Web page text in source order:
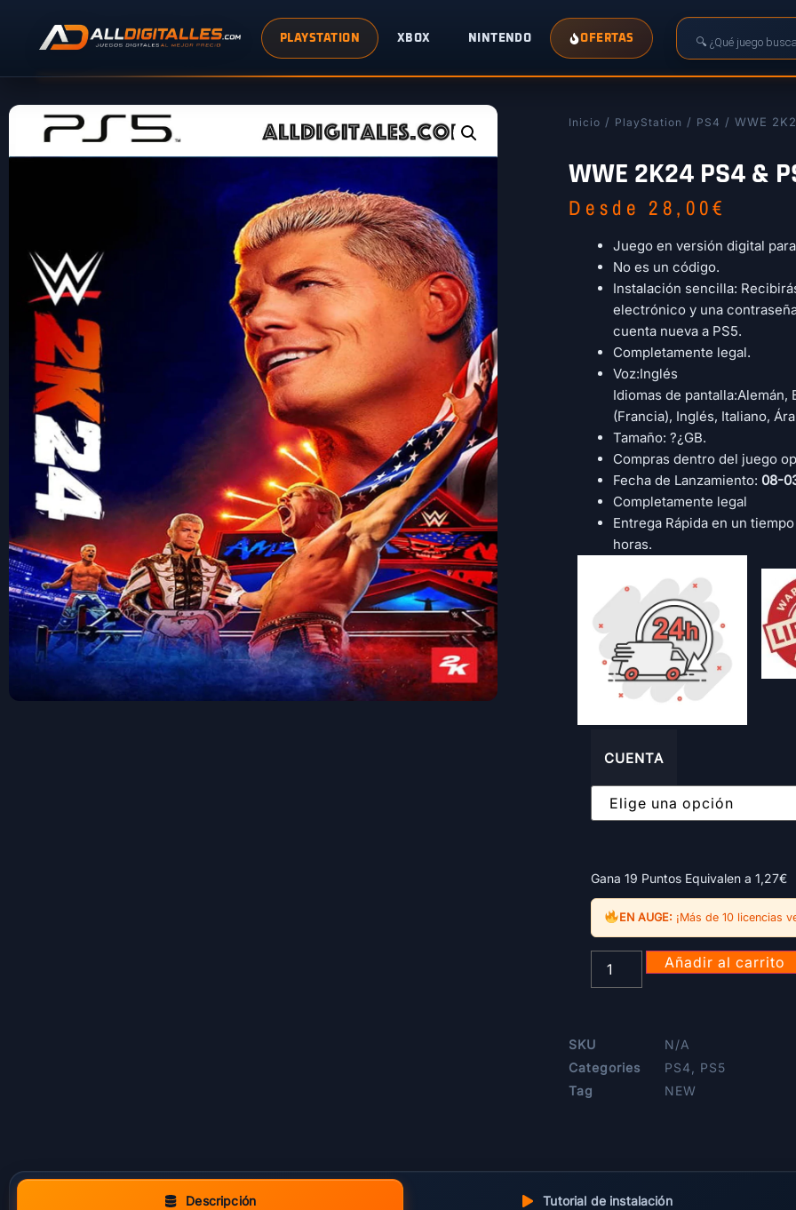
PLAYSTATION XBOX NINTENDO OFERTAS
Inicio / PlayStation / PS4 / WWE
WWE 2K24 PS4 &
Desde 28,00€
Juego en versión digital
No es un código.
Instalación sencilla:
electrónico y una
cuenta nueva a PS5.
Completamente legal.
Voz:Inglés
Idiomas de pantalla:Alemán,
(Francia), Inglés, Italiano,
Tamaño: ?¿GB.
Compras dentro del juego
Fecha de Lanzamiento: 08-
Completamente legal
Entrega Rápida en un
horas.
CUENTA
Gana 19 Puntos Equivalen a 1,27€
EN AUGE: ¡Más de 10 licencias
Añadir al carrito
SKU
N/A
Categories
PS4
PS5
Tag
NEW
Descripción Tutorial de instalación